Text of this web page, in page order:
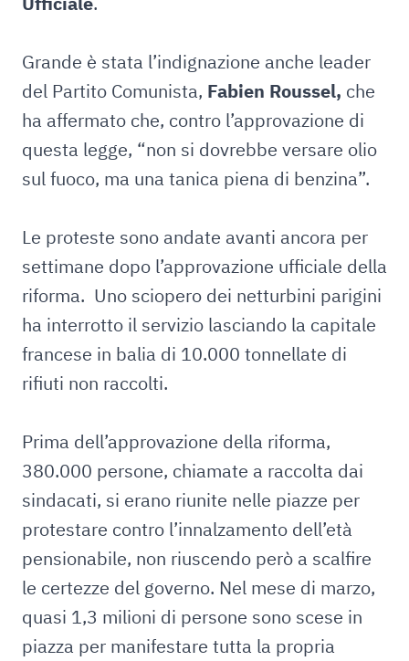
Grande è stata l’indignazione anche leader
del Partito Comunista, Fabien Roussel, che
ha affermato che, contro l’approvazione di
questa legge, “non si dovrebbe versare olio
sul fuoco, ma una tanica piena di benzina”.
Le proteste sono andate avanti ancora per
settimane dopo l’approvazione ufficiale della
riforma. Uno sciopero dei netturbini parigini
ha interrotto il servizio lasciando la capitale
francese in balia di 10.000 tonnellate di
rifiuti non raccolti.
Prima dell’approvazione della riforma,
380.000 persone, chiamate a raccolta dai
sindacati, si erano riunite nelle piazze per
protestare contro l’innalzamento dell’età
pensionabile, non riuscendo però a scalfire
le certezze del governo. Nel mese di marzo,
quasi 1,3 milioni di persone sono scese in
piazza per manifestare tutta la propria